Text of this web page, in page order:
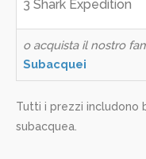
3 Shark Expedition
o acquista il nostro
Subacquei
Tutti i prezzi includono
subacquea.